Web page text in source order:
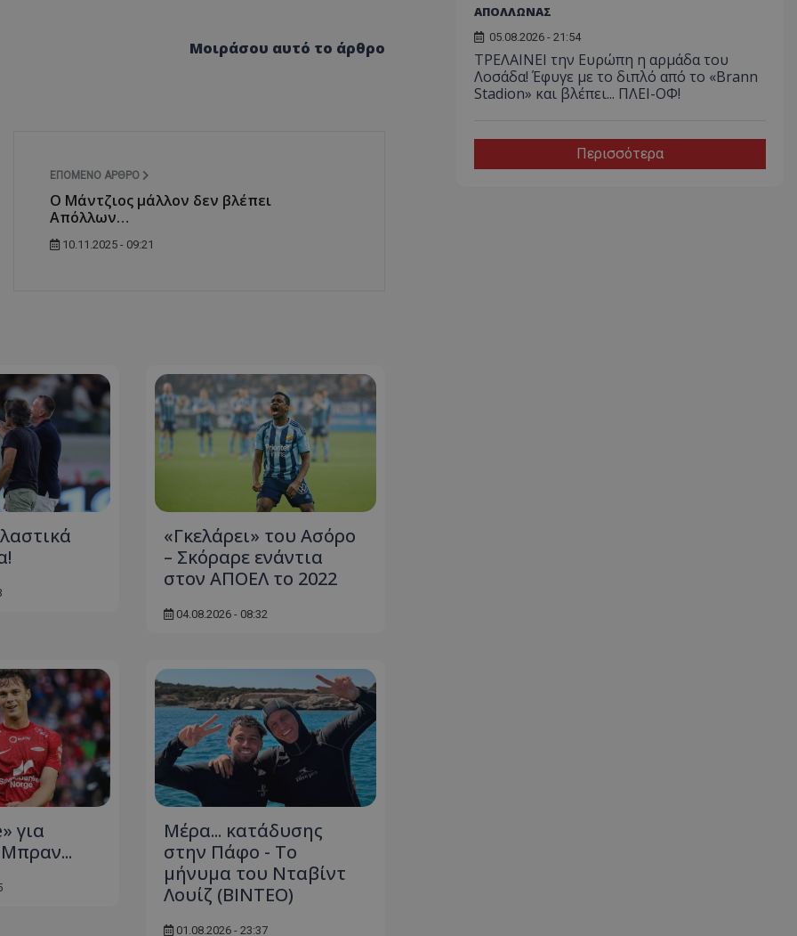
Μοιράσου αυτό το άρθρο
ΕΠΌΜΕΝΟ ΆΡΘΡΟ
O Μάντζιος μάλλον δεν βλέπει
Απόλλων…
10.11.2025 - 09:21
«Γκελάρει» του Ασόρο
– Σκόραρε ενάντια
στον ΑΠΟΕΛ το 2022
04.08.2026 - 08:32
για
Μέρα... κατάδυσης
στην Πάφο - Το
μήνυμα του Νταβίντ
Λουίζ (ΒΙΝΤΕΟ)
01.08.2026 - 23:37
ΑΠΟΛΛΩΝΑΣ
05.08.2026 - 21:54
ΤΡΕΛΑΙΝΕΙ την Ευρώπη η αρμάδα του
Λοσάδα! Έφυγε με το διπλό από το «Brann
Stadion» και βλέπει... ΠΛΕΙ-ΟΦ!
Περισσότερα